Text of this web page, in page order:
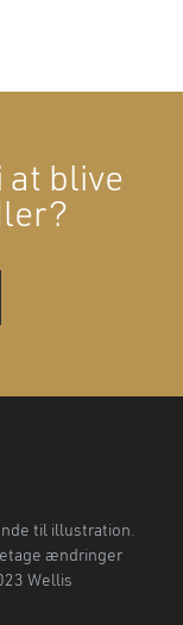
at blive
til illustration.
ændringer
Wellis